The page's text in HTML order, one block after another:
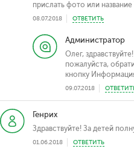
прислать фото или
08.07.2018 ОТВЕТИТЬ
Администратор
Олег,
пожалуйста,
кнопку
09.07.2018
Генрих
Здравствуйте! За детей
01.06.2018 ОТВЕТИТЬ